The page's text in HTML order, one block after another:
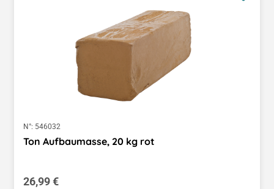
N°: 546032
Ton Aufbaumasse, 20 kg rot
Regulärer Preis:
26,99 €